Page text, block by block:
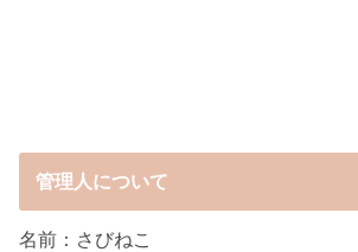
管理人について
名前：さびねこ